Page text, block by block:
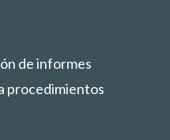
de informes
procedimientos